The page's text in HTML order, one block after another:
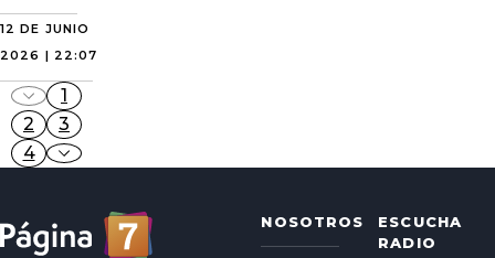
12 DE JUNIO
2026 | 22:07
1
2
3
4
NOSOTROS
ESCUCHA
RADIO